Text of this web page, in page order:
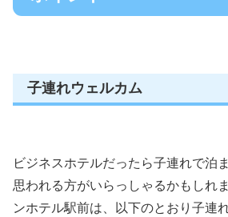
子連れウェルカム
ビジネスホテルだったら子連れで泊
思われる方がいらっしゃるかもしれ
ンホテル駅前は、以下のとおり子連